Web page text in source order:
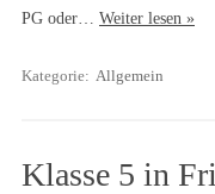
PG oder… Weiter lesen »
Kategorie: Allgemein
Klasse 5 in